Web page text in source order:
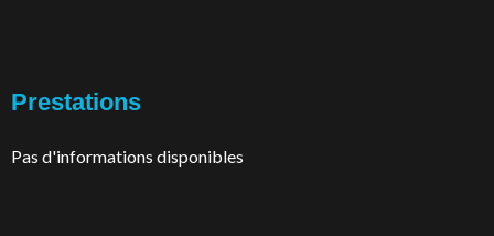
Prestations
Pas d'informations disponibles